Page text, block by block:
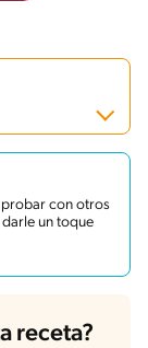
probar con otros
un toque
receta?